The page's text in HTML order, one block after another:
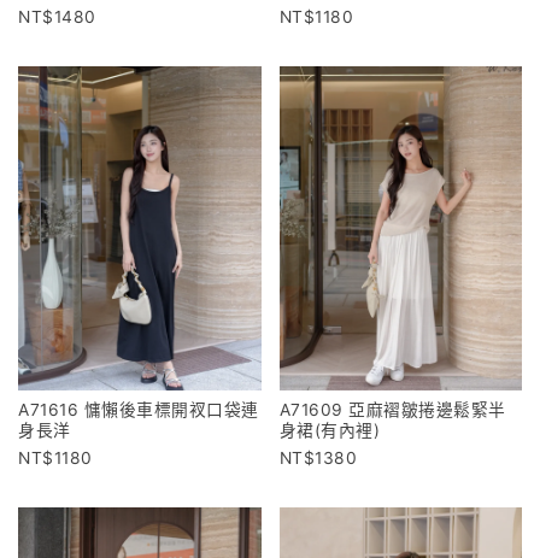
1480
1180
A71616 慵懶後車標開衩口袋連
身長洋
1180
A71609 亞麻褶皺捲邊鬆緊半
身裙(有內裡)
1380